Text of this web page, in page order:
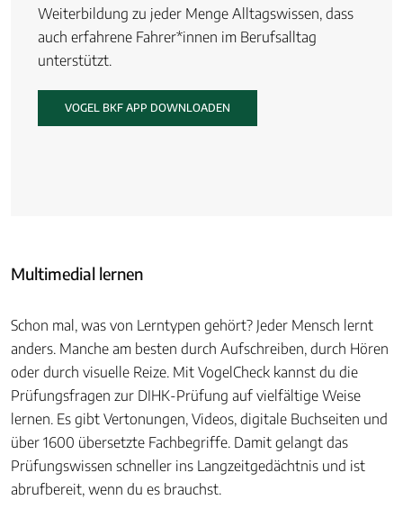
Weiterbildung zu jeder Menge Alltagswissen, dass
auch erfahrene Fahrer*innen im Berufsalltag
unterstützt.
VOGEL BKF APP DOWNLOADEN
Multimedial lernen
Schon mal, was von Lerntypen gehört? Jeder Mensch lernt
anders. Manche am besten durch Aufschreiben, durch Hören
oder durch visuelle Reize. Mit VogelCheck kannst du die
Prüfungsfragen zur DIHK-Prüfung auf vielfältige Weise
lernen. Es gibt Vertonungen, Videos, digitale Buchseiten und
über 1600 übersetzte Fachbegriffe. Damit gelangt das
Prüfungswissen schneller ins Langzeitgedächtnis und ist
abrufbereit, wenn du es brauchst.